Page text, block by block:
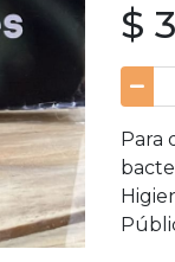
$
Para